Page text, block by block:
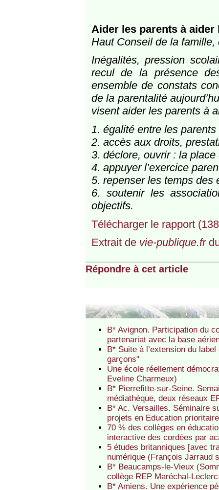
Aider les parents à
Haut Conseil de la famille,
Inégalités, pression
recul de la présence
ensemble de constats
de la parentalité
visent aider les parents à
1. égalité entre les parents
2. accès aux droits,
3. déclore, ouvrir : la
4. appuyer l’exercice
5. repenser les temps des
6. soutenir les
objectifs.
Télécharger le rapport
Extrait de vie-publique.fr
Répondre à cet article
B* Avignon. Participation du
partenariat avec la base
B* Suite à l’extension du
garçons"
Une école réellement
Eveline Charmeux)
B* Pierrefitte-sur-Seine.
médiathèque, deux réseaux
B* Ac. Versailles. Séminaire
projets en Education
70 % des collèges en
interactive des cordées par
5 études britanniques [avec
numérique (François Jarraud
B* Beaucamps-le-Vieux
collège REP Maréchal-
B* Amiens. Une expérience